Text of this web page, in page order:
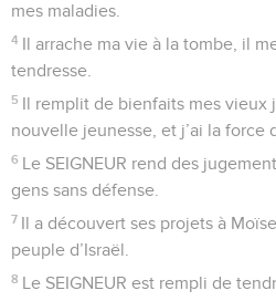
mes maladies.
4 Il arrache ma vie à la tombe, il
tendresse.
5 Il remplit de bienfaits mes vieux
nouvelle jeunesse, et j’ai la force
6 Le SEIGNEUR rend des
gens sans défense.
7 Il a découvert ses projets à
peuple d’Israël.
8 Le SEIGNEUR est rempli de